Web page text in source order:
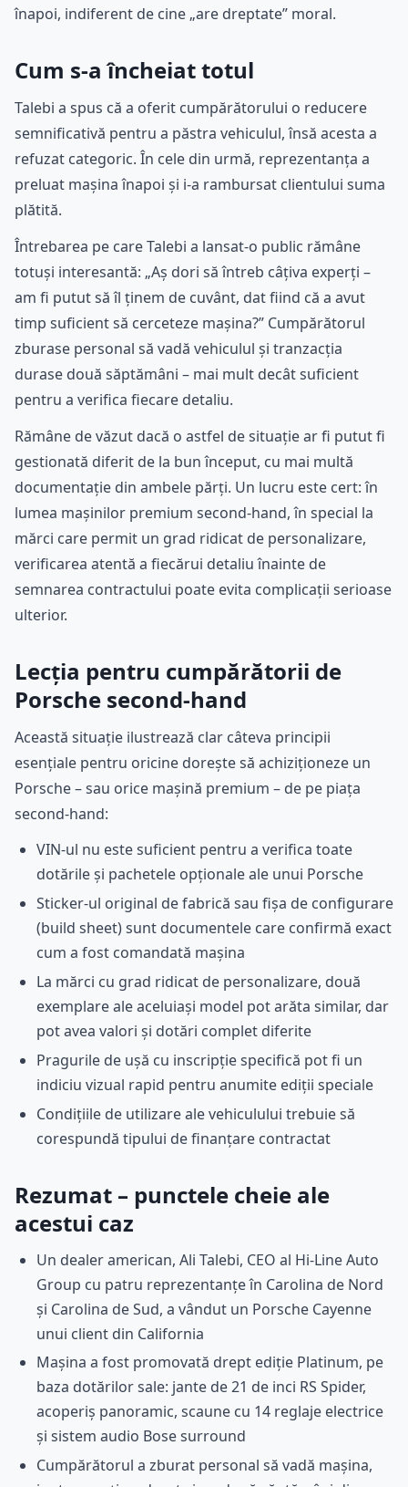
înapoi, indiferent de cine „are dreptate” moral.
Cum s-a încheiat totul
Talebi a spus că a oferit cumpărătorului o reducere
semnificativă pentru a păstra vehiculul, însă acesta a
refuzat categoric. În cele din urmă, reprezentanța a
preluat mașina înapoi și i-a rambursat clientului suma
plătită.
Întrebarea pe care Talebi a lansat-o public rămâne
totuși interesantă: „Aș dori să întreb câțiva experți –
am fi putut să îl ținem de cuvânt, dat fiind că a avut
timp suficient să cerceteze mașina?” Cumpărătorul
zburase personal să vadă vehiculul și tranzacția
durase două săptămâni – mai mult decât suficient
pentru a verifica fiecare detaliu.
Rămâne de văzut dacă o astfel de situație ar fi putut fi
gestionată diferit de la bun început, cu mai multă
documentație din ambele părți. Un lucru este cert: în
lumea mașinilor premium second-hand, în special la
mărci care permit un grad ridicat de personalizare,
verificarea atentă a fiecărui detaliu înainte de
semnarea contractului poate evita complicații serioase
ulterior.
Lecția pentru cumpărătorii de
Porsche second-hand
Această situație ilustrează clar câteva principii
esențiale pentru oricine dorește să achiziționeze un
Porsche – sau orice mașină premium – de pe piața
second-hand:
VIN-ul nu este suficient pentru a verifica toate
dotările și pachetele opționale ale unui Porsche
Sticker-ul original de fabrică sau fișa de configurare
(build sheet) sunt documentele care confirmă exact
cum a fost comandată mașina
La mărci cu grad ridicat de personalizare, două
exemplare ale aceluiași model pot arăta similar, dar
pot avea valori și dotări complet diferite
Pragurile de ușă cu inscripție specifică pot fi un
indiciu vizual rapid pentru anumite ediții speciale
Condițiile de utilizare ale vehiculului trebuie să
corespundă tipului de finanțare contractat
Rezumat – punctele cheie ale
acestui caz
Un dealer american, Ali Talebi, CEO al Hi-Line Auto
Group cu patru reprezentanțe în Carolina de Nord
și Carolina de Sud, a vândut un Porsche Cayenne
unui client din California
Mașina a fost promovată drept ediție Platinum, pe
baza dotărilor sale: jante de 21 de inci RS Spider,
acoperiș panoramic, scaune cu 14 reglaje electrice
și sistem audio Bose surround
Cumpărătorul a zburat personal să vadă mașina,